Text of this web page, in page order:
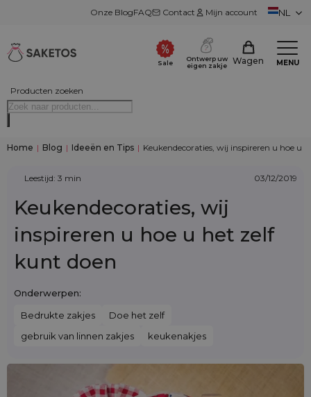
Onze BlogFAQ Contact Mijn account NL
Producten zoeken
Sale
Ontwerp uw
eigen zakje
Wagen MENU
Home | Blog | Ideeën en Tips | Keukendecoraties, wij inspireren u hoe u
Leestijd: 3 min 03/12/2019
Keukendecoraties, wij
inspireren u hoe u het zelf
kunt doen
Onderwerpen:
Bedrukte zakjes
Doe het zelf
gebruik van linnen zakjes
keukenakjes